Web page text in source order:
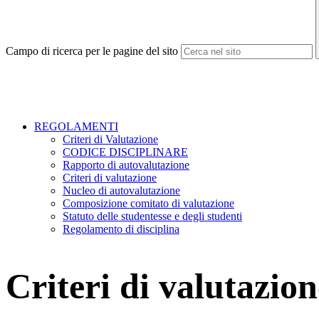
Campo di ricerca per le pagine del sito
REGOLAMENTI
Criteri di Valutazione
CODICE DISCIPLINARE
Rapporto di autovalutazione
Criteri di valutazione
Nucleo di autovalutazione
Composizione comitato di valutazione
Statuto delle studentesse e degli studenti
Regolamento di disciplina
Criteri di